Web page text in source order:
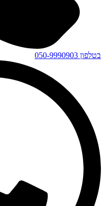
בטלפון 050-9990903